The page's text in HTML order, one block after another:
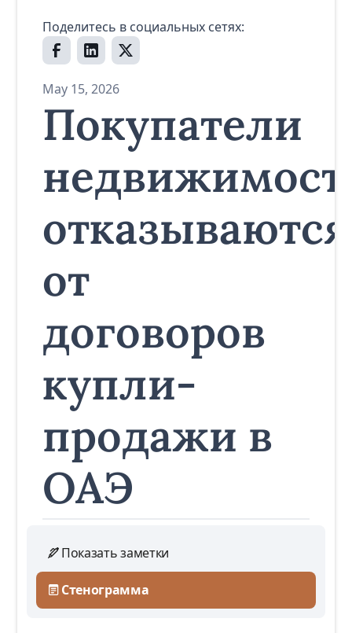
Поделитесь в социальных сетях:
May 15, 2026
Покупатели
отказываются
от
договоров
купли-
продажи в
ОАЭ
Показать заметки
Стенограмма